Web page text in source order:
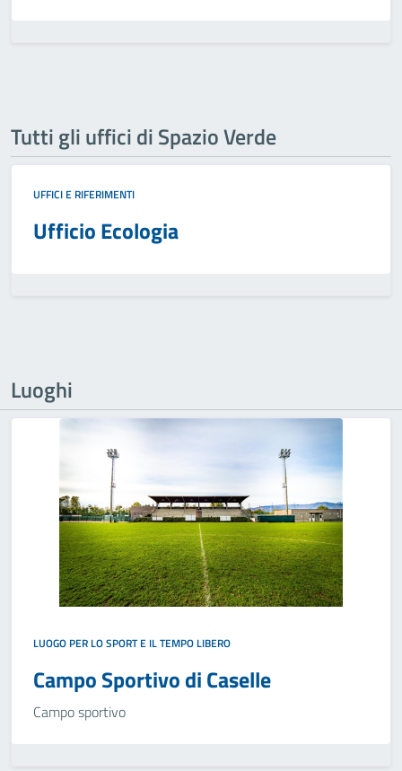
Tutti gli uffici di Spazio Verde
UFFICI E RIFERIMENTI
Ufficio Ecologia
Luoghi
LUOGO PER LO SPORT E IL TEMPO LIBERO
Campo Sportivo di Caselle
Campo sportivo